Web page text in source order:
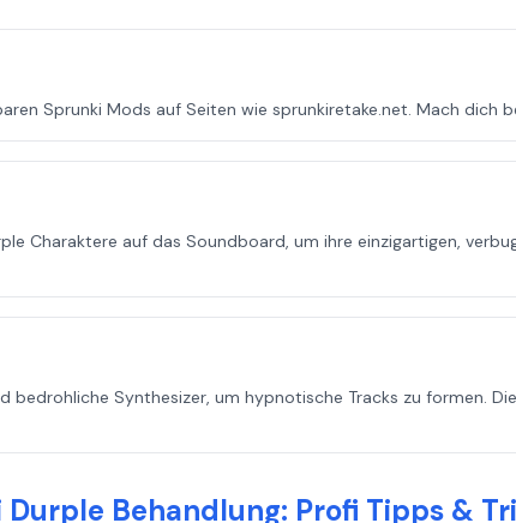
Sprunki Mods auf Seiten wie sprunkiretake.net. Mach dich
Charaktere auf das Soundboard, um ihre einzigartigen,
bedrohliche Synthesizer, um hypnotische Tracks zu formen.
Behandlung: Profi Tipps &